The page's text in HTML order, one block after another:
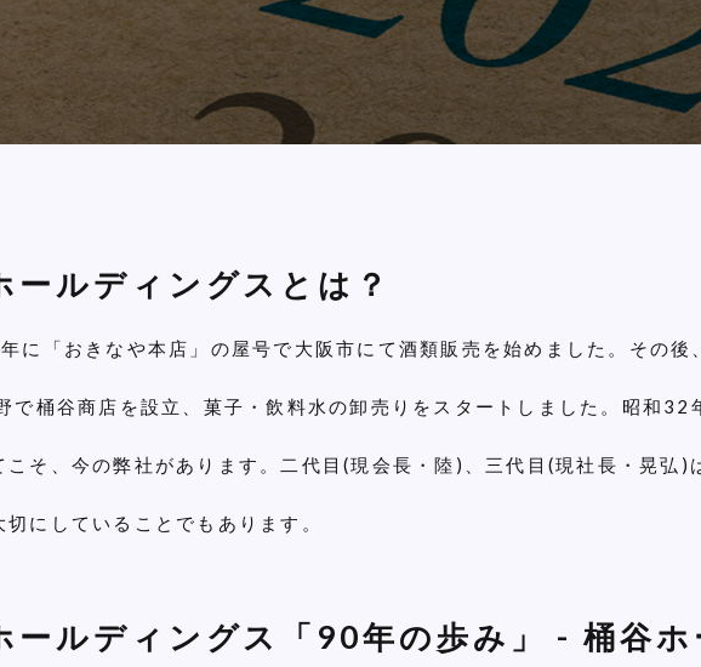
ールディングスとは？
に「おきなや本店」の屋号で大阪市にて酒類販売を始めました。その
で桶谷商店を設立、菓子・飲料水の卸売りをスタートしました。昭和
こそ、今の弊社があります。二代目(現会長・陸)、三代目(現社長・晃弘
にしていることでもあります。
ールディングス「90年の歩み」 - 桶谷